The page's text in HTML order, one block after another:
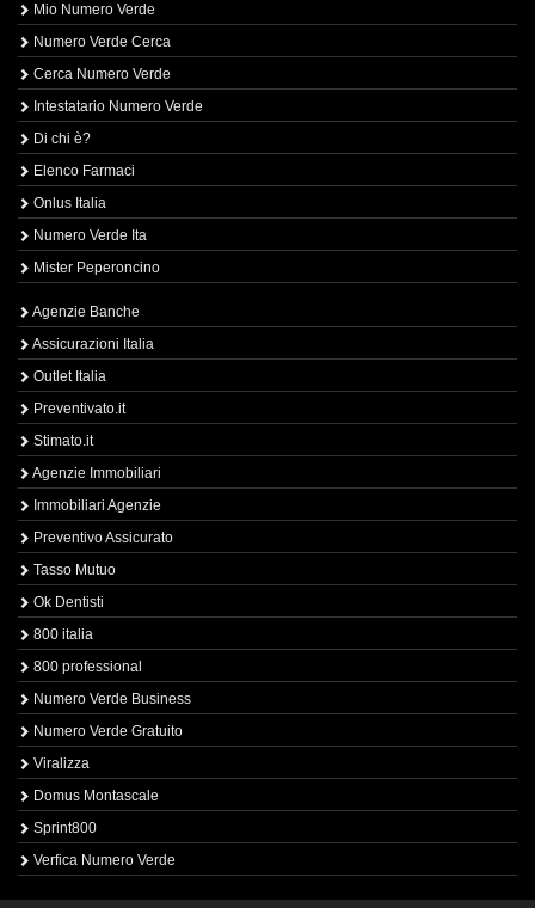
Mio Numero Verde
Numero Verde Cerca
Cerca Numero Verde
Intestatario Numero Verde
Di chi è?
Elenco Farmaci
Onlus Italia
Numero Verde Ita
Mister Peperoncino
Agenzie Banche
Assicurazioni Italia
Outlet Italia
Preventivato.it
Stimato.it
Agenzie Immobiliari
Immobiliari Agenzie
Preventivo Assicurato
Tasso Mutuo
Ok Dentisti
800 italia
800 professional
Numero Verde Business
Numero Verde Gratuito
Viralizza
Domus Montascale
Sprint800
Verfica Numero Verde